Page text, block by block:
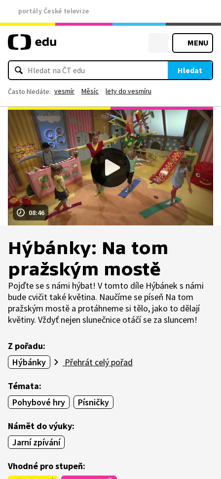
portály České televize
MENU
Hledat
Často hledáte: vesmír Měsíc lety do vesmíru
08:46
Hýbánky: Na tom
pražským mostě
Pojďte se s námi hýbat! V tomto díle Hýbánek s námi
bude cvičit také květina. Naučíme se píseň Na tom
pražským mostě a protáhneme si tělo, jako to dělají
květiny. Vždyť nejen slunečnice otáčí se za sluncem!
Z pořadu:
Hýbánky
Přehrát celý pořad
Témata:
Pohybové hry
Písničky
Námět do výuky:
Jarní zpívání
Vhodné pro stupeň: